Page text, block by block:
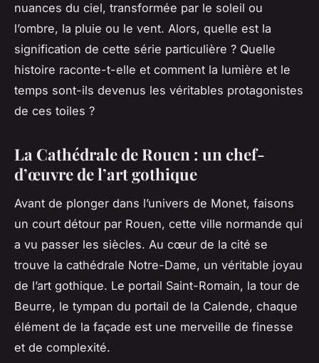
nuances du ciel, transformée par le soleil ou
l’ombre, la pluie ou le vent. Alors, quelle est la
signification de cette série particulière ? Quelle
histoire raconte-t-elle et comment la lumière et le
temps sont-ils devenus les véritables protagonistes
de ces toiles ?
La Cathédrale de Rouen : un chef-
d’œuvre de l’art gothique
Avant de plonger dans l’univers de Monet, faisons
un court détour par Rouen, cette ville normande qui
a vu passer les siècles. Au cœur de la cité se
trouve la cathédrale Notre-Dame, un véritable joyau
de l’art gothique. Le portail Saint-Romain, la tour de
Beurre, le tympan du portail de la Calende, chaque
élément de la façade est une merveille de finesse
et de complexité.